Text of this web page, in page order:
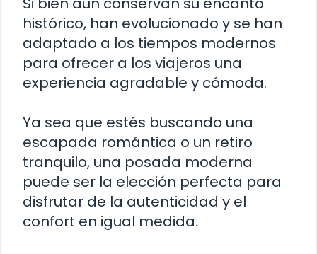
histórico, han evolucionado y se han
adaptado a los tiempos modernos
para ofrecer a los viajeros una
experiencia agradable y cómoda.
Ya sea que estés buscando una
escapada romántica o un retiro
tranquilo, una posada moderna
puede ser la elección perfecta para
disfrutar de la autenticidad y el
confort en igual medida.